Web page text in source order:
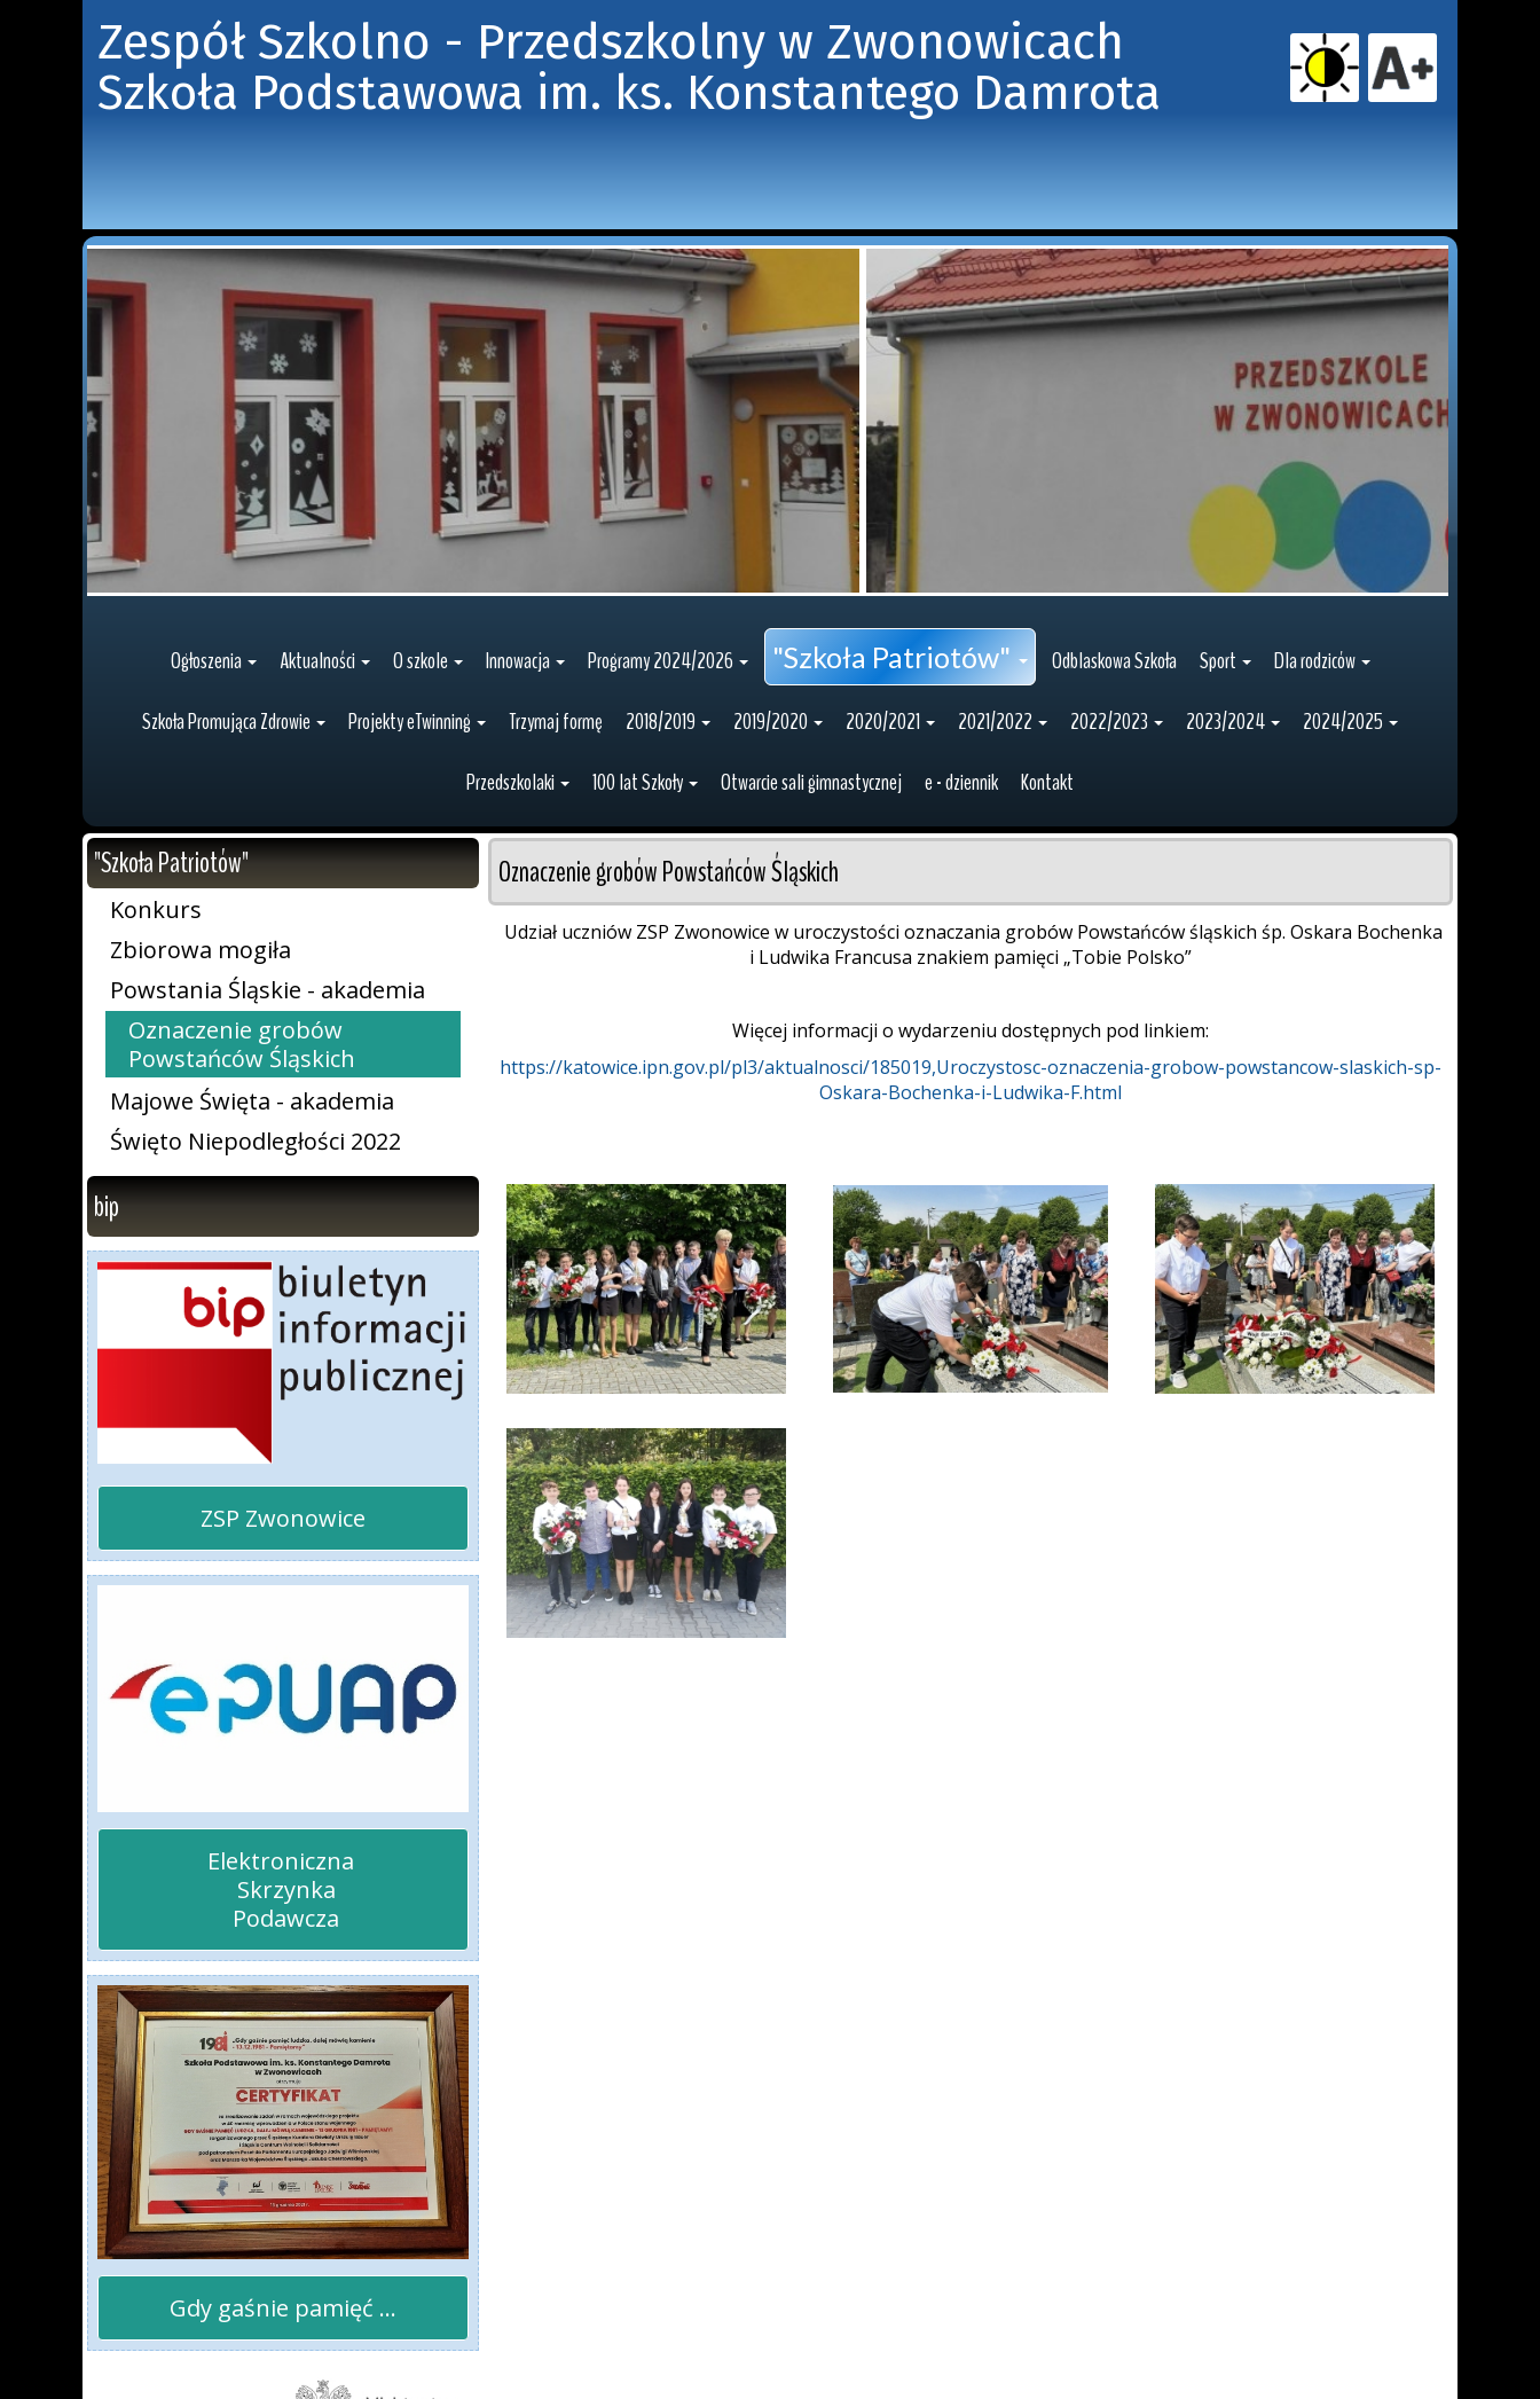
Zespół Szkolno - Przedszkolny w Zwonowicach
Szkoła Podstawowa im. ks. Konstantego Damrota
Ogłoszenia Aktualności O szkole Innowacja Programy 2024/2026 "Szkoła Patriotów" Odblaskowa Szkoła Sport
Dla rodziców
Szkoła Promująca Zdrowie
Projekty eTwinning Trzymaj formę 2018/2019 2019/2020 2020/2021 2021/2022 2022/2023 2023/2024
2024/2025
Przedszkolaki
100 lat Szkoły Otwarcie sali gimnastycznej e - dziennik Kontakt
Oznaczenie grobów Powstańców Śląskich
Udział uczniów ZSP Zwonowice w uroczystości oznaczania grobów Powstańców śląskich śp. Oskara Bochenka
i Ludwika Francusa znakiem pamięci „Tobie Polsko”
Więcej informacji o wydarzeniu dostępnych pod linkiem:
https://katowice.ipn.gov.pl/pl3/aktualnosci/185019,Uroczystosc-oznaczenia-grobow-powstancow-slaskich-sp-
Oskara-Bochenka-i-Ludwika-F.html
"Szkoła Patriotów"
Konkurs
Zbiorowa mogiła
Powstania Śląskie - akademia
Oznaczenie grobów
Powstańców Śląskich
Majowe Święta - akademia
Święto Niepodległości 2022
bip
ZSP Zwonowice
Elektroniczna
Podawcza
Gdy gaśnie pamięć ...